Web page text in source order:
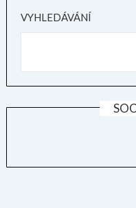
VYHLEDÁVÁNÍ